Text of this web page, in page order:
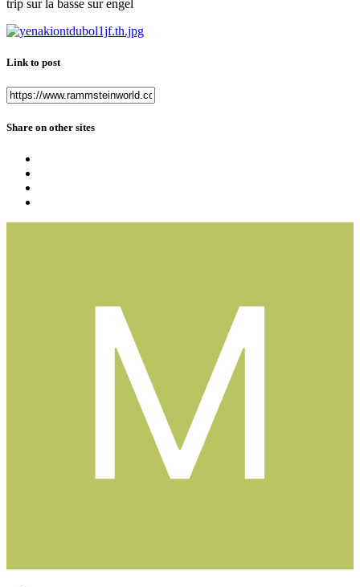
trip sur la basse sur engel
Link to post
Share on other sites